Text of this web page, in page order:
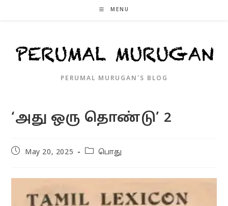
MENU
PERUMAL MURUGAN'S BLOG
‘அது ஒரு தொண்டு’ 2
PostMay 20, 2025
Postபொது